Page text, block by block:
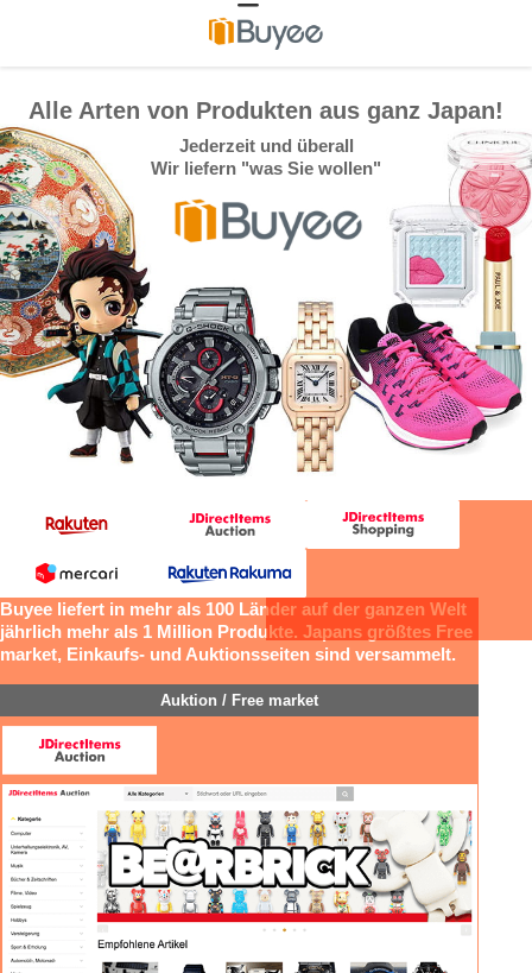
Alle Arten von Produkten aus ganz Japan!
Jederzeit und überall
Wir liefern "was Sie wollen"
Buyee liefert in mehr als 100 Länder auf der ganzen Welt
jährlich mehr als 1 Million Produkte. Japans größtes Free
market, Einkaufs- und Auktionsseiten sind versammelt.
Auktion / Free market